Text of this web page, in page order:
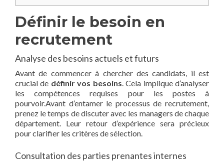
Définir le besoin en
recrutement
Analyse des besoins actuels et futurs
Avant de commencer à chercher des candidats, il est
crucial de définir vos besoins. Cela implique d’analyser
les compétences requises pour les postes à
pourvoir.Avant d’entamer le processus de recrutement,
prenez le temps de discuter avec les managers de chaque
département. Leur retour d’expérience sera précieux
pour clarifier les critères de sélection.
Consultation des parties prenantes internes